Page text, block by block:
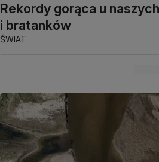
Rekordy gorąca u
i bratanków
ŚWIAT